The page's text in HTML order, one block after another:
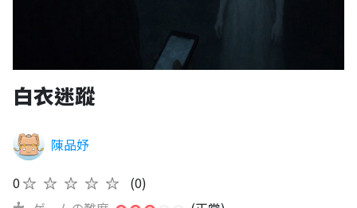
白衣迷蹤
陳品妤
0★★★★★
(0)